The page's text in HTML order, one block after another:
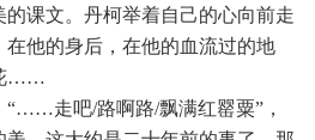
课文。丹柯举着自己的心向前走
他的身后，在他的血流过的地
……
：“……走吧/路啊路/飘满红罂粟”，